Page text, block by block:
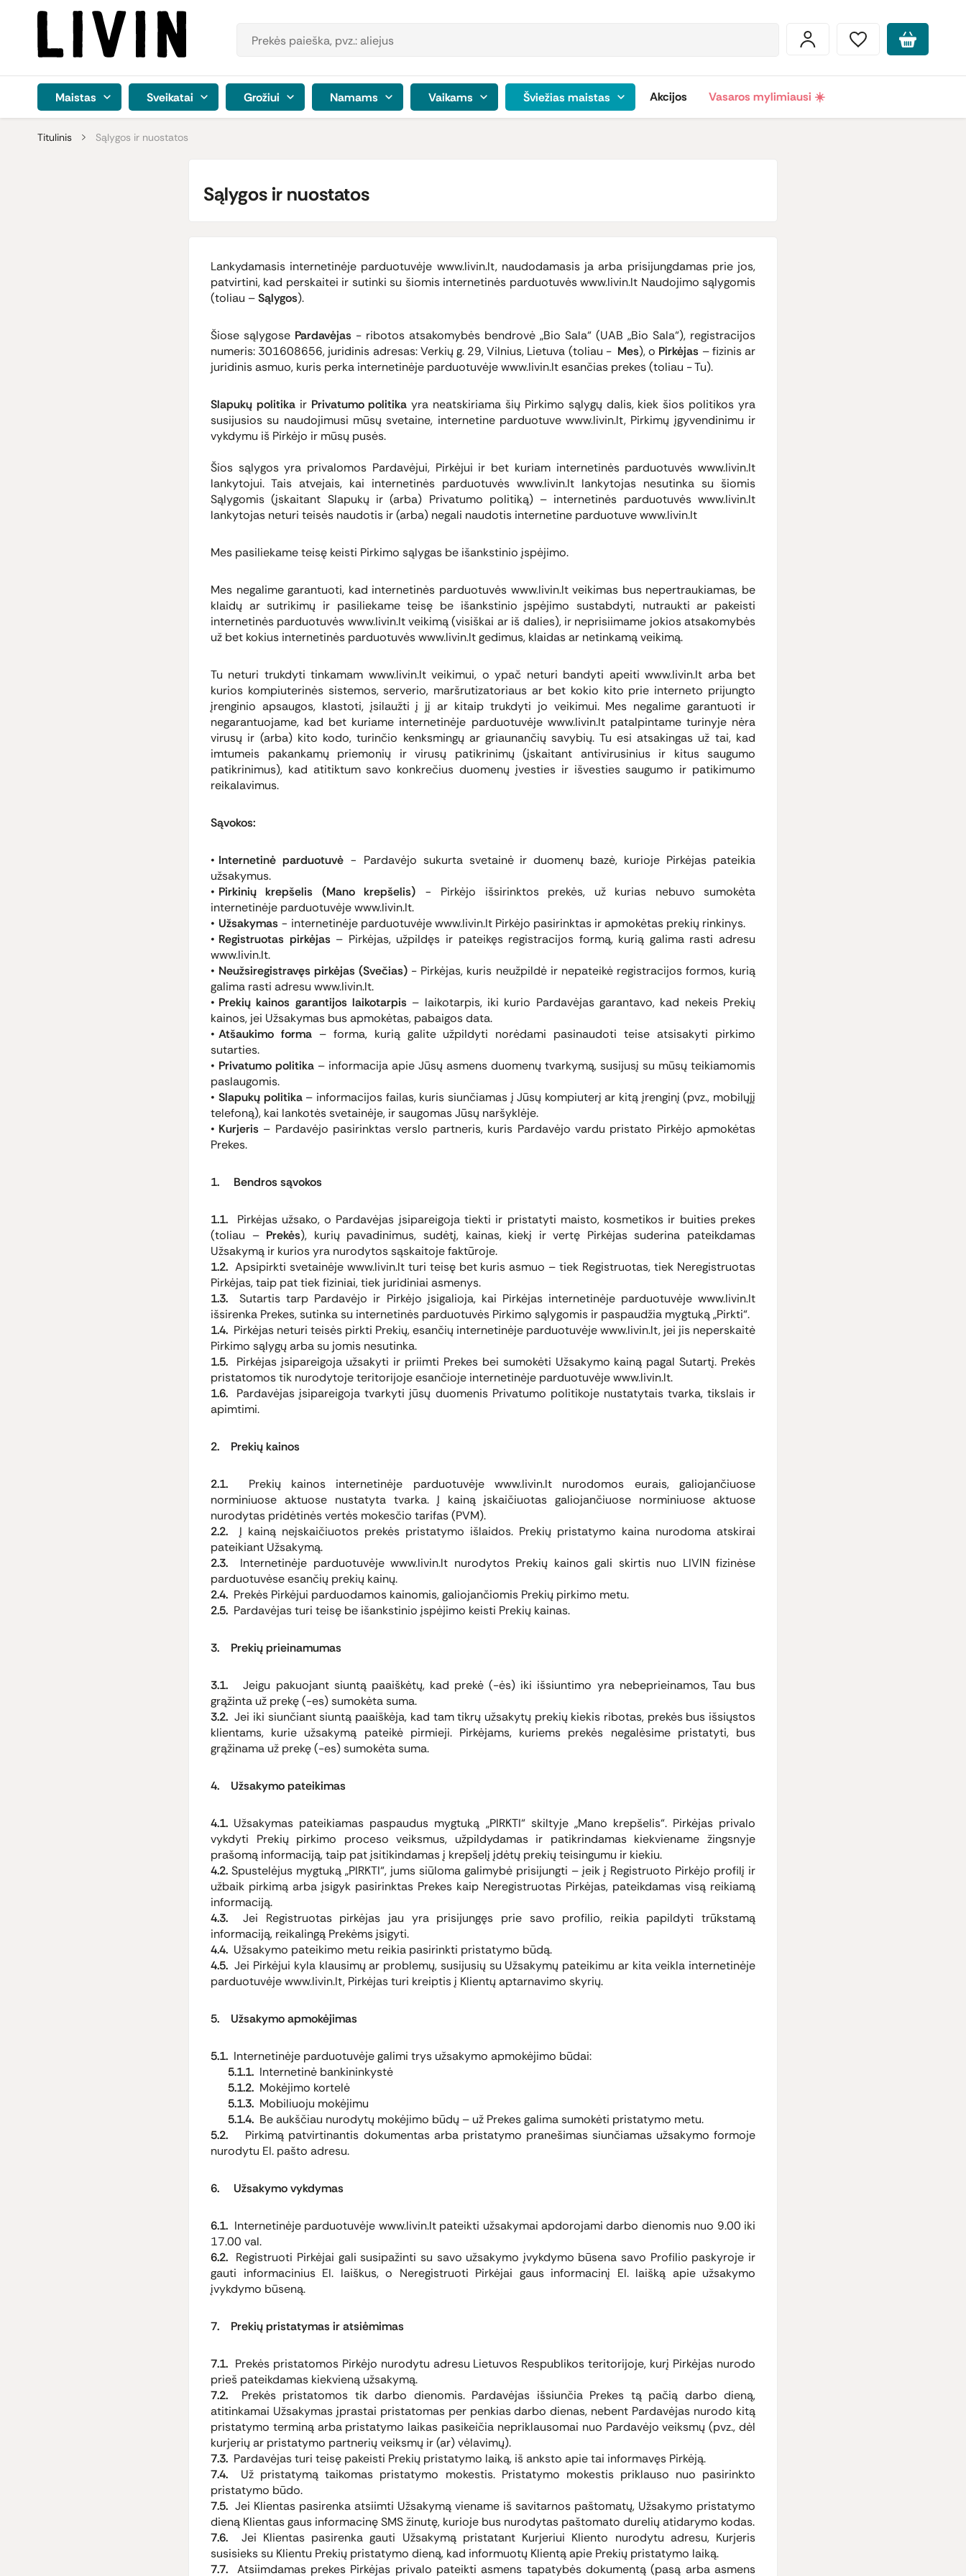
Maistas Sveikatai Grožiui Namams Vaikams Šviežias maistas Akcijos Vasaros mylimiausi ☀️
Titulinis Sąlygos ir nuostatos
Sąlygos ir nuostatos
Lankydamasis internetinėje parduotuvėje www.livin.lt, naudodamasis ja arba prisijungdamas prie jos,
patvirtini, kad perskaitei ir sutinki su šiomis internetinės parduotuvės www.livin.lt Naudojimo sąlygomis
(toliau –Sąlygos).
Šiose sąlygose Pardavėjas - ribotos atsakomybės bendrovė „Bio Sala“ (UAB „Bio Sala“), registracijos
numeris: 301608656, juridinis adresas: Verkių g. 29, Vilnius, Lietuva (toliau - Mes), o Pirkėjas – fizinis ar
juridinis asmuo, kuris perka internetinėje parduotuvėje www.livin.lt esančias prekes (toliau - Tu).
Slapukų politikair Privatumo politika yra neatskiriama šių Pirkimo sąlygų dalis, kiek šios politikos yra
susijusios su naudojimusi mūsų svetaine, internetine parduotuve www.livin.lt, Pirkimų įgyvendinimu ir
vykdymu iš Pirkėjo ir mūsų pusės.
Šios sąlygos yra privalomos Pardavėjui, Pirkėjui ir bet kuriam internetinės parduotuvės www.livin.lt
lankytojui. Tais atvejais, kai internetinės parduotuvės www.livin.lt lankytojas nesutinka su šiomis
Sąlygomis (įskaitant Slapukų ir (arba) Privatumo politiką) – internetinės parduotuvės www.livin.lt
lankytojas neturi teisės naudotis ir (arba) negali naudotis internetine parduotuve www.livin.lt
Mes pasiliekame teisę keisti Pirkimo sąlygas be išankstinio įspėjimo.
Mes negalime garantuoti, kad internetinės parduotuvės www.livin.lt veikimas bus nepertraukiamas, be
klaidų ar sutrikimų ir pasiliekame teisę be išankstinio įspėjimo sustabdyti, nutraukti ar pakeisti
internetinės parduotuvės www.livin.lt veikimą (visiškai ar iš dalies), ir neprisiimame jokios atsakomybės
už bet kokius internetinės parduotuvės www.livin.lt gedimus, klaidas ar netinkamą veikimą.
Tu neturi trukdyti tinkamam www.livin.lt veikimui, o ypač neturi bandyti apeiti www.livin.lt arba bet
kurios kompiuterinės sistemos, serverio, maršrutizatoriaus ar bet kokio kito prie interneto prijungto
įrenginio apsaugos, klastoti, įsilaužti į jį ar kitaip trukdyti jo veikimui. Mes negalime garantuoti ir
negarantuojame, kad bet kuriame internetinėje parduotuvėje www.livin.lt patalpintame turinyje nėra
virusų ir (arba) kito kodo, turinčio kenksmingų ar griaunančių savybių. Tu esi atsakingas už tai, kad
imtumeis pakankamų priemonių ir virusų patikrinimų (įskaitant antivirusinius ir kitus saugumo
patikrinimus), kad atitiktum savo konkrečius duomenų įvesties ir išvesties saugumo ir patikimumo
reikalavimus.
Sąvokos:
Internetinė parduotuvė− Pardavėjo sukurta svetainė ir duomenų bazė, kurioje Pirkėjas pateikia
užsakymus.
Pirkinių krepšelis (Mano krepšelis) − Pirkėjo išsirinktos prekės, už kurias nebuvo sumokėta
internetinėje parduotuvėje www.livin.lt.
Užsakymas − internetinėje parduotuvėje www.livin.lt Pirkėjo pasirinktas ir apmokėtas prekių rinkinys.
Registruotas pirkėjas– Pirkėjas, užpildęs ir pateikęs registracijos formą, kurią galima rasti adresu
www.livin.lt.
Neužsiregistravęs pirkėjas (Svečias) - Pirkėjas, kuris neužpildė ir nepateikė registracijos formos, kurią
galima rasti adresu www.livin.lt.
Prekių kainos garantijos laikotarpis – laikotarpis, iki kurio Pardavėjas garantavo, kad nekeis Prekių
kainos, jei Užsakymas bus apmokėtas, pabaigos data.
Atšaukimo forma– forma, kurią galite užpildyti norėdami pasinaudoti teise atsisakyti pirkimo
sutarties.
Privatumo politika – informacija apie Jūsų asmens duomenų tvarkymą, susijusį su mūsų teikiamomis
paslaugomis.
Slapukų politika– informacijos failas, kuris siunčiamas į Jūsų kompiuterį ar kitą įrenginį (pvz., mobilųjį
telefoną), kai lankotės svetainėje, ir saugomas Jūsų naršyklėje.
Kurjeris – Pardavėjo pasirinktas verslo partneris, kuris Pardavėjo vardu pristato Pirkėjo apmokėtas
Prekes.
1. Bendros sąvokos
1.1.
Pirkėjas užsako, o Pardavėjas įsipareigoja tiekti ir pristatyti maisto, kosmetikos ir buities prekes
(toliau – Prekės), kurių pavadinimus, sudėtį, kainas, kiekį ir vertę Pirkėjas suderina pateikdamas
Užsakymą ir kurios yra nurodytos sąskaitoje faktūroje.
1.2. Apsipirkti svetainėje www.livin.lt turi teisę bet kuris asmuo – tiek Registruotas, tiek Neregistruotas
Pirkėjas, taip pat tiek fiziniai, tiek juridiniai asmenys.
1.3. Sutartis tarp Pardavėjo ir Pirkėjo įsigalioja, kai Pirkėjas internetinėje parduotuvėje www.livin.lt
išsirenka Prekes, sutinka su internetinės parduotuvės Pirkimo sąlygomis ir paspaudžia mygtuką „Pirkti“.
1.4. Pirkėjas neturi teisės pirkti Prekių, esančių internetinėje parduotuvėje www.livin.lt, jei jis neperskaitė
Pirkimo sąlygų arba su jomis nesutinka.
1.5. Pirkėjas įsipareigoja užsakyti ir priimti Prekes bei sumokėti Užsakymo kainą pagal Sutartį. Prekės
pristatomos tik nurodytoje teritorijoje esančioje internetinėje parduotuvėje www.livin.lt.
1.6. Pardavėjas įsipareigoja tvarkyti jūsų duomenis Privatumo politikoje nustatytais tvarka, tikslais ir
apimtimi.
2. Prekių kainos
2.1.
Prekių kainos internetinėje parduotuvėje www.livin.lt nurodomos eurais, galiojančiuose
norminiuose aktuose nustatyta tvarka. Į kainą įskaičiuotas galiojančiuose norminiuose aktuose
nurodytas pridėtinės vertės mokesčio tarifas (PVM).
2.2. Į kainą neįskaičiuotos prekės pristatymo išlaidos. Prekių pristatymo kaina nurodoma atskirai
pateikiant Užsakymą.
2.3.
Internetinėje parduotuvėje www.livin.lt nurodytos Prekių kainos gali skirtis nuo LIVIN fizinėse
parduotuvėse esančių prekių kainų.
2.4. Prekės Pirkėjui parduodamos kainomis, galiojančiomis Prekių pirkimo metu.
2.5. Pardavėjas turi teisę be išankstinio įspėjimo keisti Prekių kainas.
3. Prekių prieinamumas
3.1.
Jeigu pakuojant siuntą paaiškėtų, kad prekė (-ės) iki išsiuntimo yra nebeprieinamos, Tau bus
grąžinta už prekę (-es) sumokėta suma.
3.2.Jei iki siunčiant siuntą paaiškėja, kad tam tikrų užsakytų prekių kiekis ribotas, prekės bus išsiųstos
klientams, kurie užsakymą pateikė pirmieji. Pirkėjams, kuriems prekės negalėsime pristatyti, bus
grąžinama už prekę (-es) sumokėta suma.
4. Užsakymo pateikimas
4.1. Užsakymas pateikiamas paspaudus mygtuką „PIRKTI“ skiltyje „Mano krepšelis“. Pirkėjas privalo
vykdyti Prekių pirkimo proceso veiksmus, užpildydamas ir patikrindamas kiekviename žingsnyje
prašomą informaciją, taip pat įsitikindamas į krepšelį įdėtų prekių teisingumu ir kiekiu.
4.2. Spustelėjus mygtuką „PIRKTI“, jums siūloma galimybė prisijungti – įeik į Registruoto Pirkėjo profilį ir
užbaik pirkimą arba įsigyk pasirinktas Prekes kaip Neregistruotas Pirkėjas, pateikdamas visą reikiamą
informaciją.
4.3. Jei Registruotas pirkėjas jau yra prisijungęs prie savo profilio, reikia papildyti trūkstamą
informaciją, reikalingą Prekėms įsigyti.
4.4. Užsakymo pateikimo metu reikia pasirinkti pristatymo būdą.
4.5. Jei Pirkėjui kyla klausimų ar problemų, susijusių su Užsakymų pateikimu ar kita veikla internetinėje
parduotuvėje www.livin.lt, Pirkėjas turi kreiptis į Klientų aptarnavimo skyrių.
5. Užsakymo apmokėjimas
5.1. Internetinėje parduotuvėje galimi trys užsakymo apmokėjimo būdai:
5.1.1. Internetinė bankininkystė
5.1.2. Mokėjimo kortelė
5.1.3. Mobiliuoju mokėjimu
5.1.4. Be aukščiau nurodytų mokėjimo būdų – už Prekes galima sumokėti pristatymo metu.
5.2.
Pirkimą patvirtinantis dokumentas arba pristatymo pranešimas siunčiamas užsakymo formoje
nurodytu El. pašto adresu.
6. Užsakymo vykdymas
6.1. Internetinėje parduotuvėje www.livin.lt pateikti užsakymai apdorojami darbo dienomis nuo 9.00 iki
17.00 val.
6.2. Registruoti Pirkėjai gali susipažinti su savo užsakymo įvykdymo būsena savo Profilio paskyroje ir
gauti informacinius El. laiškus, o Neregistruoti Pirkėjai gaus informacinį El. laišką apie užsakymo
įvykdymo būseną.
7. Prekių pristatymas ir atsiėmimas
7.1. Prekės pristatomos Pirkėjo nurodytu adresu Lietuvos Respublikos teritorijoje, kurį Pirkėjas nurodo
prieš pateikdamas kiekvieną užsakymą.
7.2. Prekės pristatomos tik darbo dienomis. Pardavėjas išsiunčia Prekes tą pačią darbo dieną,
atitinkamai Užsakymas įprastai pristatomas per penkias darbo dienas, nebent Pardavėjas nurodo kitą
pristatymo terminą arba pristatymo laikas pasikeičia nepriklausomai nuo Pardavėjo veiksmų (pvz., dėl
kurjerių ar pristatymo partnerių veiksmų ir (ar) vėlavimų).
7.3. Pardavėjas turi teisę pakeisti Prekių pristatymo laiką, iš anksto apie tai informavęs Pirkėją.
7.4.
Už pristatymą taikomas pristatymo mokestis. Pristatymo mokestis priklauso nuo pasirinkto
pristatymo būdo.
7.5. Jei Klientas pasirenka atsiimti Užsakymą viename iš savitarnos paštomatų, Užsakymo pristatymo
dieną Klientas gaus informacinę SMS žinutę, kurioje bus nurodytas paštomato durelių atidarymo kodas.
7.6. Jei Klientas pasirenka gauti Užsakymą pristatant Kurjeriui Kliento nurodytu adresu, Kurjeris
susisieks su Klientu Prekių pristatymo dieną, kad informuotų Klientą apie Prekių pristatymo laiką.
7.7.
Atsiimdamas prekes Pirkėjas privalo pateikti asmens tapatybės dokumentą (pasą arba asmens